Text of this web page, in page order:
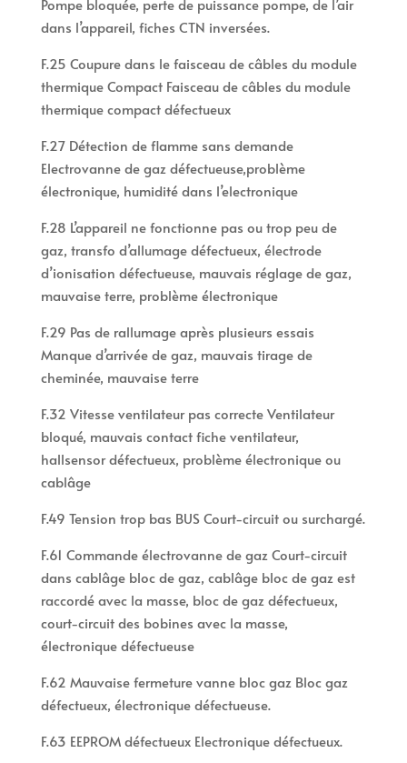
Pompe bloquée, perte de puissance pompe, de l’air
dans l’appareil, fiches CTN inversées.
F.25 Coupure dans le faisceau de câbles du module
thermique Compact Faisceau de câbles du module
thermique compact défectueux
F.27 Détection de flamme sans demande
Electrovanne de gaz défectueuse,problème
électronique, humidité dans l’electronique
F.28 L’appareil ne fonctionne pas ou trop peu de
gaz, transfo d’allumage défectueux, électrode
d’ionisation défectueuse, mauvais réglage de gaz,
mauvaise terre, problème électronique
F.29 Pas de rallumage après plusieurs essais
Manque d’arrivée de gaz, mauvais tirage de
cheminée, mauvaise terre
F.32 Vitesse ventilateur pas correcte Ventilateur
bloqué, mauvais contact fiche ventilateur,
hallsensor défectueux, problème électronique ou
cablâge
F.49 Tension trop bas BUS Court-circuit ou surchargé.
F.61 Commande électrovanne de gaz Court-circuit
dans cablâge bloc de gaz, cablâge bloc de gaz est
raccordé avec la masse, bloc de gaz défectueux,
court-circuit des bobines avec la masse,
électronique défectueuse
F.62 Mauvaise fermeture vanne bloc gaz Bloc gaz
défectueux, électronique défectueuse.
F.63 EEPROM défectueux Electronique défectueux.